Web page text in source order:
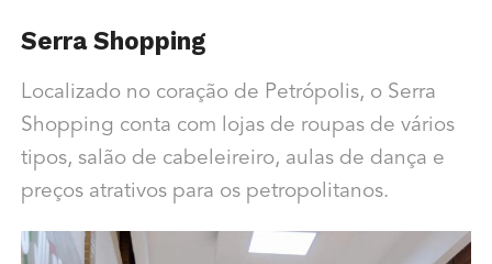
Serra Shopping
Localizado no coração de Petrópolis, o Serra
Shopping conta com lojas de roupas de vários
tipos, salão de cabeleireiro, aulas de dança e
preços atrativos para os petropolitanos.